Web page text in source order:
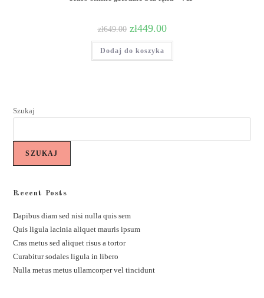
zł649.00 zł449.00
Dodaj do koszyka
Szukaj
SZUKAJ
Recent Posts
Dapibus diam sed nisi nulla quis sem
Quis ligula lacinia aliquet mauris ipsum
Cras metus sed aliquet risus a tortor
Curabitur sodales ligula in libero
Nulla metus metus ullamcorper vel tincidunt